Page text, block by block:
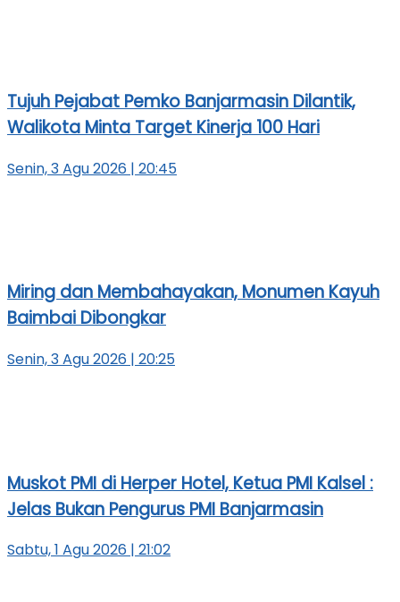
Tujuh Pejabat Pemko Banjarmasin Dilantik,
Walikota Minta Target Kinerja 100 Hari
Senin, 3 Agu 2026 | 20:45
Miring dan Membahayakan, Monumen Kayuh
Baimbai Dibongkar
Senin, 3 Agu 2026 | 20:25
Muskot PMI di Herper Hotel, Ketua PMI Kalsel :
Jelas Bukan Pengurus PMI Banjarmasin
Sabtu, 1 Agu 2026 | 21:02